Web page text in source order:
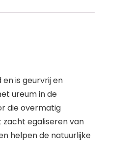
is geurvrij en
ureum in de
die overmatig
zacht egaliseren van
helpen de natuurlijke